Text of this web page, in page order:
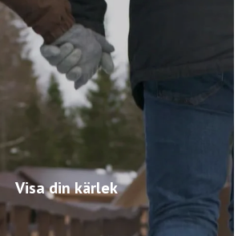
Visa din kärlek